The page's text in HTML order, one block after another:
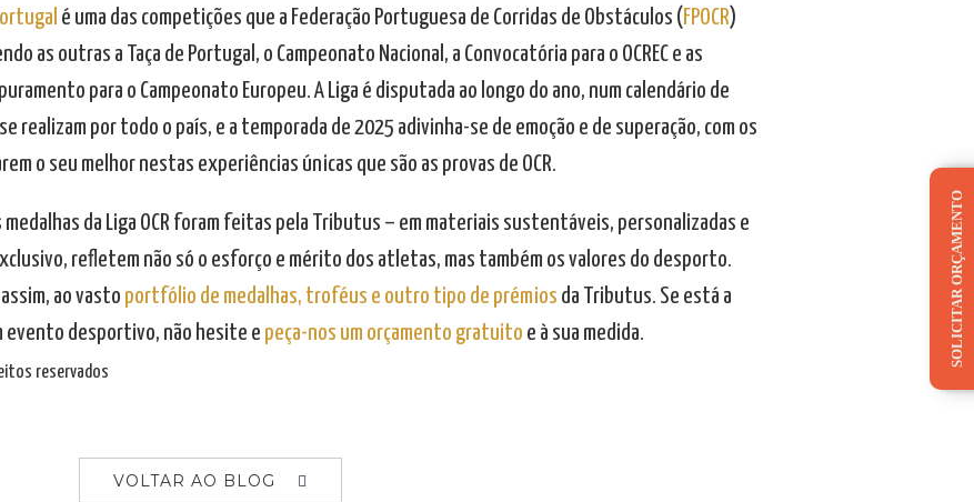
é uma das competições que a Federação Portuguesa de Corridas de Obstáculos ( FPOCR)
as outras a Taça de Portugal, o Campeonato Nacional, a Convocatória para o OCREC e as
para o Campeonato Europeu. A Liga é disputada ao longo do ano, num calendário de
realizam por todo o país, e a temporada de 2025 adivinha-se de emoção e de superação, com os
o seu melhor nestas experiências únicas que são as provas de OCR.
medalhas da Liga OCR foram feitas pela Tributus – em materiais sustentáveis, personalizadas e
refletem não só o esforço e mérito dos atletas, mas também os valores do desporto.
ao vasto portfólio de medalhas, troféus e outro tipo de prémios da Tributus. Se está a
evento desportivo, não hesite e peça-nos um orçamento gratuito e à sua medida.
reservados
VOLTAR AO BLOG
SOLICITAR ORÇAMENTO